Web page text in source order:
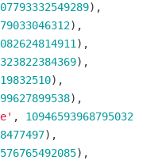
),
),
),
),
),
),
, 10946593968795032542
),
),